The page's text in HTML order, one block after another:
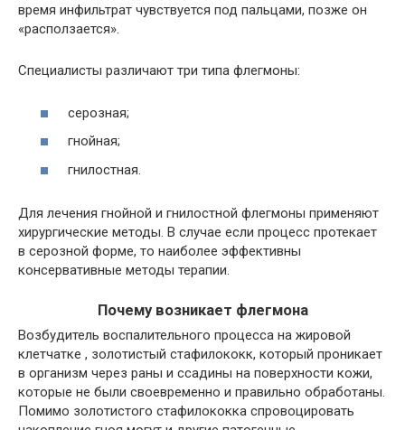
время инфильтрат чувствуется под пальцами, позже он
«расползается».
Специалисты различают три типа флегмоны:
серозная;
гнойная;
гнилостная.
Для лечения гнойной и гнилостной флегмоны применяют
хирургические методы. В случае если процесс протекает
в серозной форме, то наиболее эффективны
консервативные методы терапии.
Почему возникает флегмона
Возбудитель воспалительного процесса на жировой
клетчатке , золотистый стафилококк, который проникает
в организм через раны и ссадины на поверхности кожи,
которые не были своевременно и правильно обработаны.
Помимо золотистого стафилококка спровоцировать